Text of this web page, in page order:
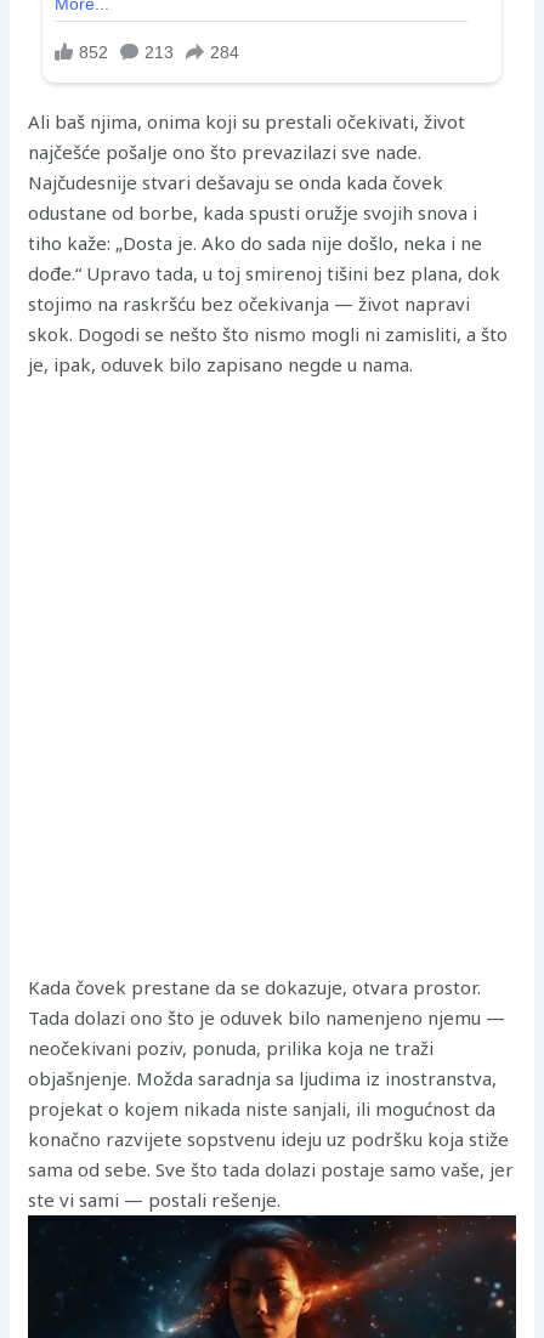
Ali baš njima, onima koji su prestali očekivati, život
najčešće pošalje ono što prevazilazi sve nade.
Najčudesnije stvari dešavaju se onda kada čovek
odustane od borbe, kada spusti oružje svojih snova i
tiho kaže: „Dosta je. Ako do sada nije došlo, neka i ne
dođe.“ Upravo tada, u toj smirenoj tišini bez plana, dok
stojimo na raskršću bez očekivanja — život napravi
skok. Dogodi se nešto što nismo mogli ni zamisliti, a što
je, ipak, oduvek bilo zapisano negde u nama.
Kada čovek prestane da se dokazuje, otvara prostor.
Tada dolazi ono što je oduvek bilo namenjeno njemu —
neočekivani poziv, ponuda, prilika koja ne traži
objašnjenje. Možda saradnja sa ljudima iz inostranstva,
projekat o kojem nikada niste sanjali, ili mogućnost da
konačno razvijete sopstvenu ideju uz podršku koja stiže
sama od sebe. Sve što tada dolazi postaje samo vaše, jer
ste vi sami — postali rešenje.